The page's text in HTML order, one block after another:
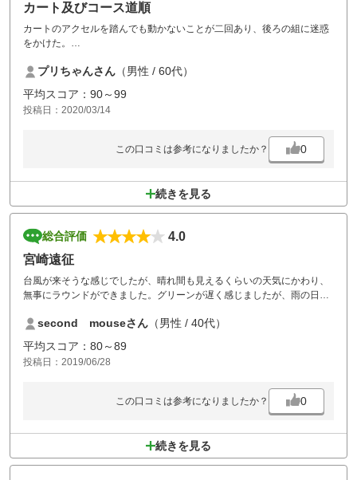
カート及びコース道順
カートのアクセルを踏んでも動かないことが二回あり、後ろの組に迷惑
をかけた。
た プリちゃんさん （男性 / 60代）
平均スコア：90～99
投稿日：2020/03/14
この口コミは参考になりましたか？ 0
続きを見る
総合評価
4.0
宮崎遠征
台風が来そうな感じでしたが、晴れ間も見えるくらいの天気にかわり、
無事にラウンドができました。グリーンが遅く感じましたが、雨の日が
second mouseさん （男性 / 40代）
平均スコア：80～89
投稿日：2019/06/28
この口コミは参考になりましたか？ 0
続きを見る